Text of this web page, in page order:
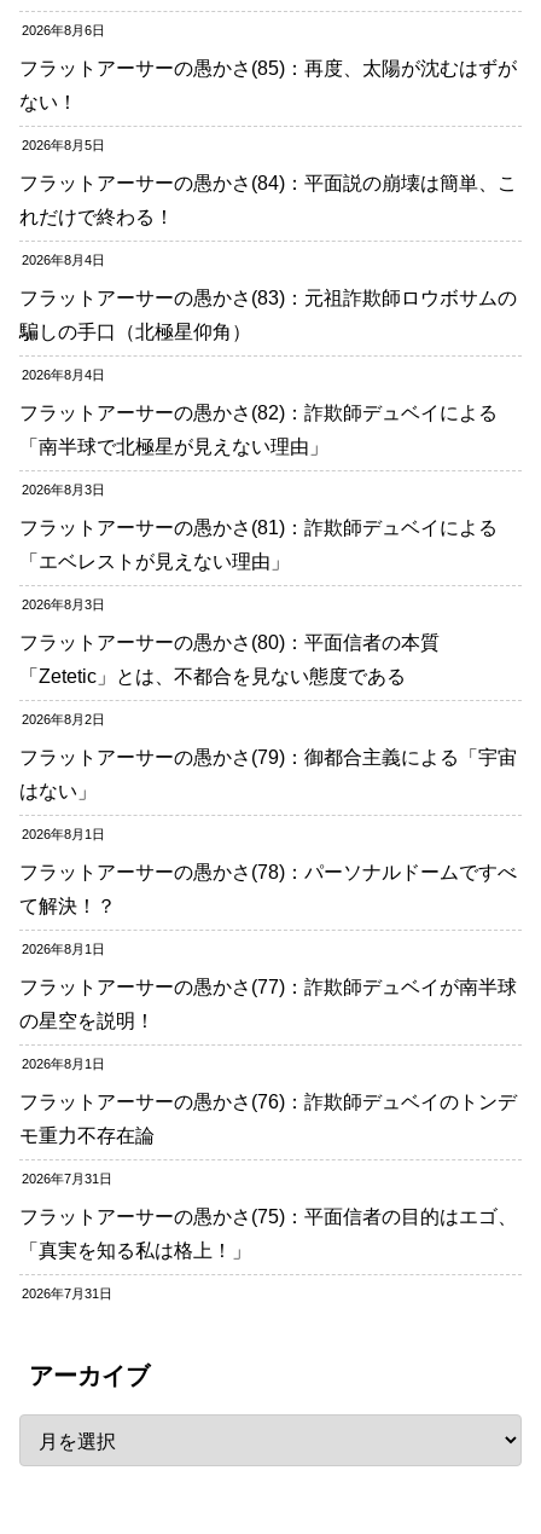
2026年8月6日
フラットアーサーの愚かさ(85)：再度、太陽が沈むはずが
ない！
2026年8月5日
フラットアーサーの愚かさ(84)：平面説の崩壊は簡単、こ
れだけで終わる！
2026年8月4日
フラットアーサーの愚かさ(83)：元祖詐欺師ロウボサムの
騙しの手口（北極星仰角）
2026年8月4日
フラットアーサーの愚かさ(82)：詐欺師デュベイによる
「南半球で北極星が見えない理由」
2026年8月3日
フラットアーサーの愚かさ(81)：詐欺師デュベイによる
「エベレストが見えない理由」
2026年8月3日
フラットアーサーの愚かさ(80)：平面信者の本質
「Zetetic」とは、不都合を見ない態度である
2026年8月2日
フラットアーサーの愚かさ(79)：御都合主義による「宇宙
はない」
2026年8月1日
フラットアーサーの愚かさ(78)：パーソナルドームですべ
て解決！？
2026年8月1日
フラットアーサーの愚かさ(77)：詐欺師デュベイが南半球
の星空を説明！
2026年8月1日
フラットアーサーの愚かさ(76)：詐欺師デュベイのトンデ
モ重力不存在論
2026年7月31日
フラットアーサーの愚かさ(75)：平面信者の目的はエゴ、
「真実を知る私は格上！」
2026年7月31日
アーカイブ